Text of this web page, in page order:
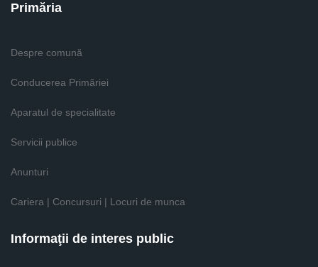
Primăria
Despre comună
Conducerea Primăriei
Aparatul de specialitate
Servicii publice
Anunturi
Cariera | Concursuri | Locuri de munca
Informaţii de interes public